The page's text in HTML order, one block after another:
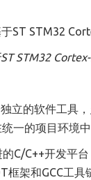
STM32
立的软件工具
一的项目环境
的C/C++开发平
框架和GCC工